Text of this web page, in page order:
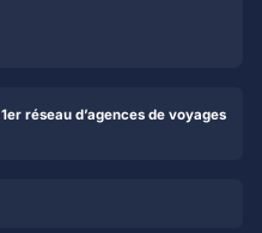
1er réseau d’agences de voyages